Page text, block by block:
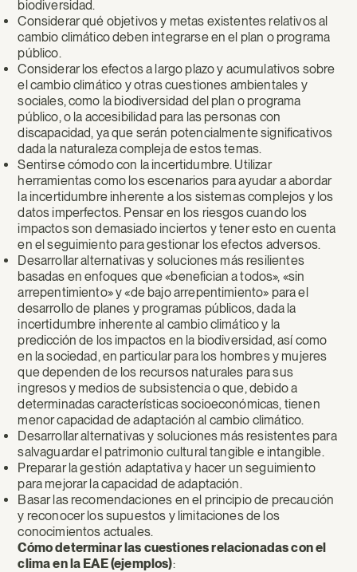
biodiversidad.
Considerar qué objetivos y metas existentes relativos al
cambio climático deben integrarse en el plan o programa
público.
Considerar los efectos a largo plazo y acumulativos sobre
el cambio climático y otras cuestiones ambientales y
sociales, como la biodiversidad del plan o programa
público, o la accesibilidad para las personas con
discapacidad, ya que serán potencialmente significativos
dada la naturaleza compleja de estos temas.
Sentirse cómodo con la incertidumbre. Utilizar
herramientas como los escenarios para ayudar a abordar
la incertidumbre inherente a los sistemas complejos y los
datos imperfectos. Pensar en los riesgos cuando los
impactos son demasiado inciertos y tener esto en cuenta
en el seguimiento para gestionar los efectos adversos.
Desarrollar alternativas y soluciones más resilientes
basadas en enfoques que «benefician a todos», «sin
arrepentimiento» y «de bajo arrepentimiento» para el
desarrollo de planes y programas públicos, dada la
incertidumbre inherente al cambio climático y la
predicción de los impactos en la biodiversidad, así como
en la sociedad, en particular para los hombres y mujeres
que dependen de los recursos naturales para sus
ingresos y medios de subsistencia o que, debido a
determinadas características socioeconómicas, tienen
menor capacidad de adaptación al cambio climático.
Desarrollar alternativas y soluciones más resistentes para
salvaguardar el patrimonio cultural tangible e intangible.
Preparar la gestión adaptativa y hacer un seguimiento
para mejorar la capacidad de adaptación.
Basar las recomendaciones en el principio de precaución
y reconocer los supuestos y limitaciones de los
conocimientos actuales.
Cómo determinar las cuestiones relacionadas con el
clima en la EAE (ejemplos):